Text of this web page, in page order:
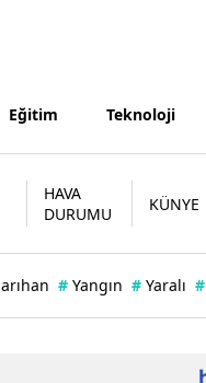
Eğitim Teknoloji
HAVA
DURUMU
KÜNYE
# Yangın # Yaralı #